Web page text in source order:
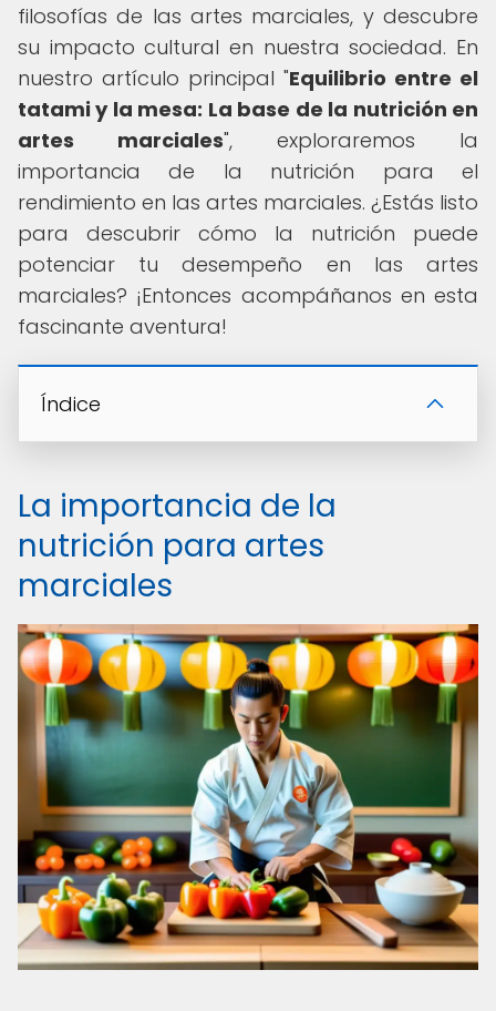
filosofías de las artes marciales, y descubre
su impacto cultural en nuestra sociedad. En
nuestro artículo principal "Equilibrio entre el
tatami y la mesa: La base de la nutrición en
artes marciales", exploraremos la
importancia de la nutrición para el
rendimiento en las artes marciales. ¿Estás listo
para descubrir cómo la nutrición puede
potenciar tu desempeño en las artes
marciales? ¡Entonces acompáñanos en esta
fascinante aventura!
Índice
La importancia de la
nutrición para artes
marciales